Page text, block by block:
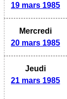
19 mars 1985
Mercredi
20 mars 1985
Jeudi
21 mars 1985